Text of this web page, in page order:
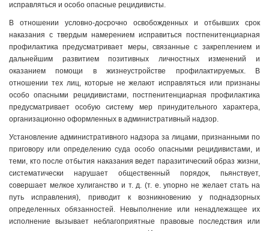
исправляться и особо опасные рецидивисты.
В отношении условно-досрочно освобожденных и отбывших срок
наказания с твердым намерением исправиться постпенитенциарная
профилактика предусматривает меры, связанные с закреплением и
дальнейшим развитием позитивных личностных изменений и
оказанием помощи в жизнеустройстве профилактируемых. В
отношении тех лиц, которые не желают исправляться или признаны
особо опасными рецидивистами, постпенитенциарная профилактика
предусматривает особую систему мер принудительного характера,
организационно оформленных в административный надзор.
Установление административного надзора за лицами, признанными по
приговору или определению суда особо опасными рецидивистами, и
теми, кто после отбытия наказания ведет паразитический образ жизни,
систематически нарушает общественный порядок, пьянствует,
совершает мелкое хулиганство и т. д. (т. е. упорно не желает стать на
путь исправления), приводит к возникновению у поднадзорных
определенных обязанностей. Невыполнение или ненадлежащее их
исполнение вызывает неблагоприятные правовые последствия или